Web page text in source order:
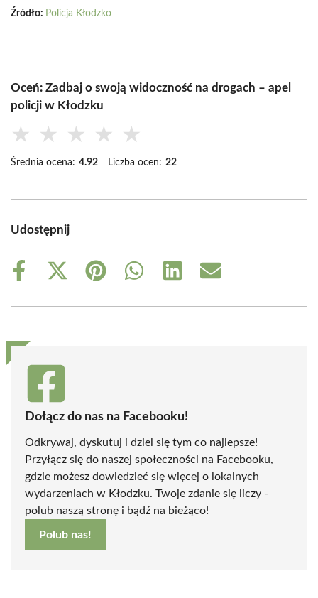
Źródło: Policja Kłodzko
Oceń: Zadbaj o swoją widoczność na drogach – apel
policji w Kłodzku
★ ★ ★ ★ ★
Średnia ocena: 4.92 Liczba ocen: 22
Udostępnij
Share
Share
(Twitter)
Share
Share
Share
Share
Dołącz do nas na Facebooku!
Odkrywaj, dyskutuj i dziel się tym co najlepsze!
Przyłącz się do naszej społeczności na Facebooku,
gdzie możesz dowiedzieć się więcej o lokalnych
wydarzeniach w Kłodzku. Twoje zdanie się liczy -
polub naszą stronę i bądź na bieżąco!
Polub nas!